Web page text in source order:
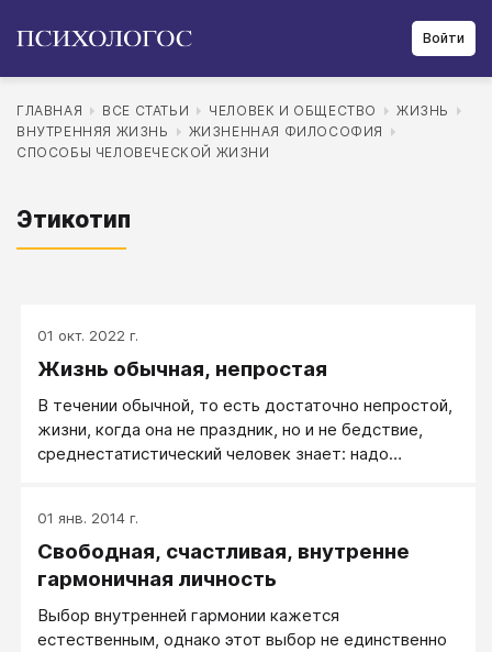
Войти
ГЛАВНАЯ ВСЕ СТАТЬИ ЧЕЛОВЕК И ОБЩЕСТВО
ЖИЗНЬ
ВНУТРЕННЯЯ ЖИЗНЬ
ЖИЗНЕННАЯ ФИЛОСОФИЯ
СПОСОБЫ ЧЕЛОВЕЧЕСКОЙ ЖИЗНИ
Этикотип
01 окт. 2022 г.
Жизнь обычная, непростая
В течении обычной, то есть достаточно непростой,
жизни, когда она не праздник, но и не бедствие,
среднестатистический человек знает: надо
нормальный Потребитель, основа современного
общества, если же его лозунг: «Кто бы меня
накормил?» и он ищет возможность пожить за счет
Эксплуататор).
01 янв. 2014 г.
Свободная, счастливая, внутренне
гармоничная личность
Выбор внутренней гармонии кажется
естественным, однако этот выбор не единственно